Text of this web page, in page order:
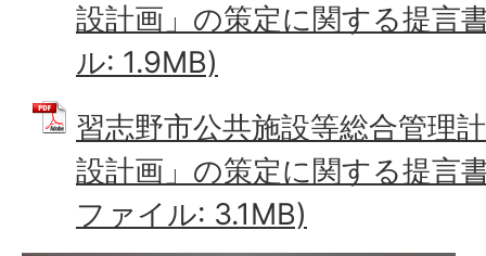
設計画」の策定に関する提言
ル: 1.9MB)
習志野市公共施設等総合管理
設計画」の策定に関する提言
ファイル: 3.1MB)